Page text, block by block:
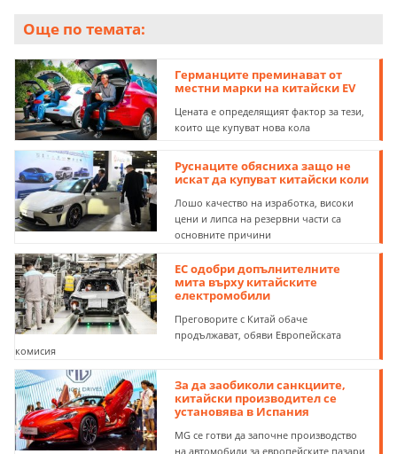
Още по темата:
Германците преминават от
местни марки на китайски EV
Цената е определящият фактор за тези,
които ще купуват нова кола
Руснаците обясниха защо не
искат да купуват китайски коли
Лошо качество на изработка, високи
цени и липса на резервни части са
основните причини
ЕС одобри допълнителните
мита върху китайските
електромобили
Преговорите с Китай обаче
продължават, обяви Европейската
комисия
За да заобиколи санкциите,
китайски производител се
установява в Испания
MG се готви да започне производство
на автомобили за европейските пазари